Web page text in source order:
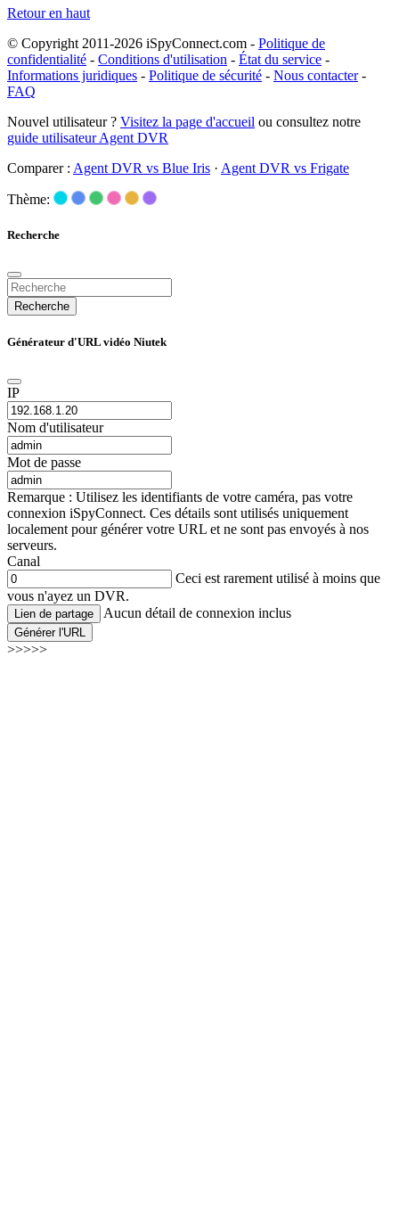
Retour en haut
© Copyright 2011-2026 iSpyConnect.com - Politique de
confidentialité - Conditions d'utilisation - État du service -
Informations juridiques - Politique de sécurité - Nous contacter-
FAQ
Nouvel utilisateur ? Visitez la page d'accueil ou consultez notre
guide utilisateur Agent DVR
Comparer : Agent DVR vs Blue Iris · Agent DVR vs Frigate
Thème:
Recherche
Recherche
Générateur d'URL vidéo Niutek
IP
Nom d'utilisateur
Mot de passe
Remarque : Utilisez les identifiants de votre caméra, pas votre
connexion iSpyConnect. Ces détails sont utilisés uniquement
localement pour générer votre URL et ne sont pas envoyés à nos
serveurs.
Canal
Ceci est rarement utilisé à moins que
vous n'ayez un DVR.
Lien de partage Aucun détail de connexion inclus
Générer l'URL
>>>>>